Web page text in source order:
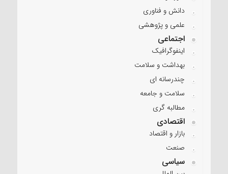
دانش و فناوری
علمی و پژوهشی
اجتماعی
اینفوگرافیک
بهداشت و سلامت
چندرسانه ای
سلامت و جامعه
مطالبه گری
اقتصادی
بازار و اقتصاد
صنعت
سیاسی